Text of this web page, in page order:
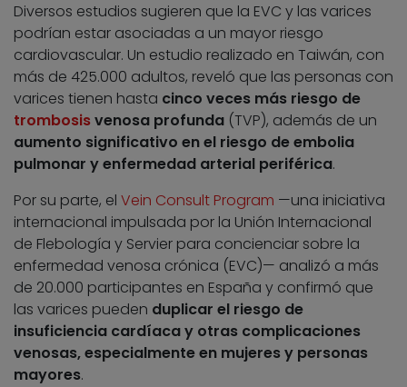
Diversos estudios sugieren que la EVC y las varices
podrían estar asociadas a un mayor riesgo
cardiovascular. Un estudio realizado en Taiwán, con
más de 425.000 adultos, reveló que las personas con
varices tienen hasta cinco veces más riesgo de
trombosisvenosa profunda (TVP), además de un
aumento significativo en el riesgo de embolia
pulmonar y enfermedad arterial periférica.
Por su parte, el Vein Consult Program —una iniciativa
internacional impulsada por la Unión Internacional
de Flebología y Servier para concienciar sobre la
enfermedad venosa crónica (EVC)— analizó a más
de 20.000 participantes en España y confirmó que
las varices pueden duplicar el riesgo de
insuficiencia cardíaca y otras complicaciones
venosas, especialmente en mujeres y personas
mayores.